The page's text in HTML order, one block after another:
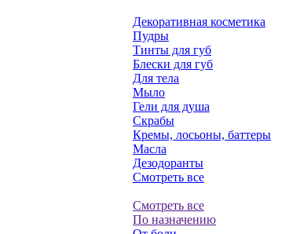
Декоративная косметика
Пудры
Тинты для губ
Блески для губ
Для тела
Мыло
Гели для душа
Скрабы
Кремы, лосьоны, баттеры
Масла
Дезодоранты
Смотреть все
Смотреть все
По назначению